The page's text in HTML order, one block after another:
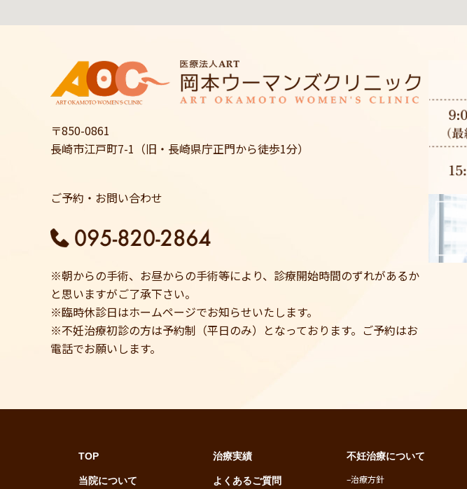
〒850-0861
長崎市江戸町7-1（旧・長崎県庁正門から徒歩1分）
ご予約・お問い合わせ
※朝からの手術、お昼からの手術等により、診療開始時間のずれがあるか
と思いますがご了承下さい。
※臨時休診日はホームページでお知らせいたします。
※不妊治療初診の方は予約制（平日のみ）となっております。ご予約はお
電話でお願いします。
TOP
当院について
治療実績
よくあるご質問
不妊治療について
–治療方針